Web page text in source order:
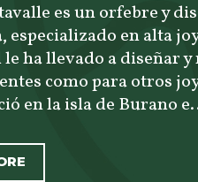
es un orfebre y
especializado en alta
ha llevado a diseñar
como para otros
en la isla de Burano